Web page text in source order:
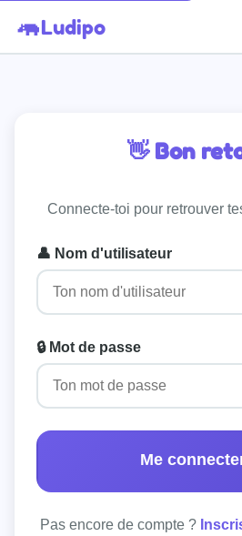
🦛Ludipo
👋 Bon
Connecte-toi pour retrouver
👤 Nom d'utilisateur
🔒 Mot de passe
Me
Pas encore de compte ?